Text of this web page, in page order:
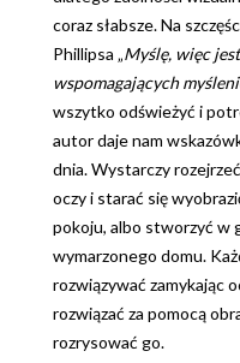
coraz słabsze. Na
Phillipsa „Myślę, więc
wspomagających
wszytko odświeżyć i
autor daje nam
dnia. Wystarczy
oczy i starać się
pokoju, albo stworzyć w
wymarzonego domu.
rozwiązywać zamykając
rozwiązać za pomocą
rozrysować go.